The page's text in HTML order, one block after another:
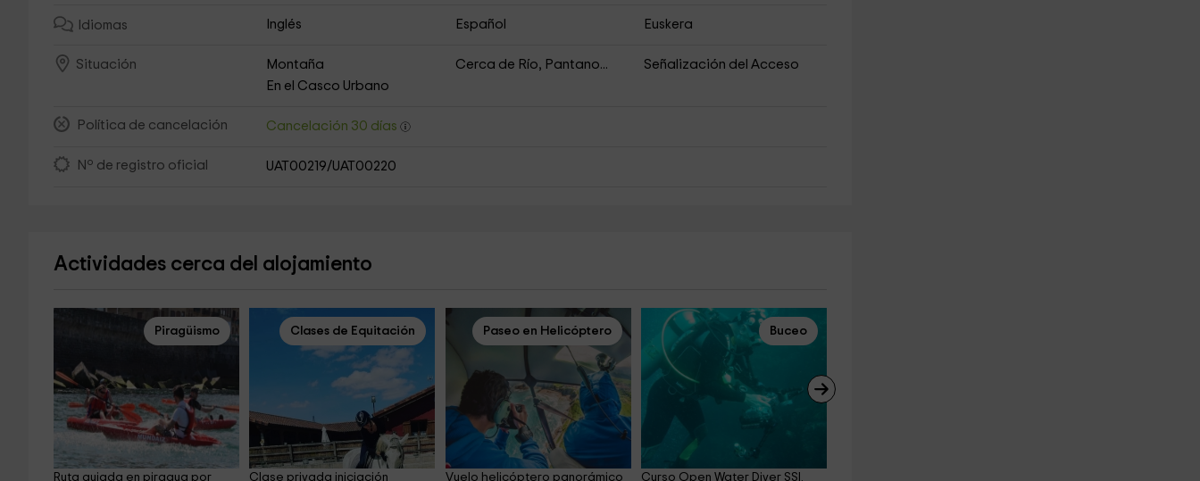
Idiomas Inglés Español Euskera
Situación Montaña Cerca de Río, Pantano...
Señalización del Acceso
En el Casco Urbano
Política de cancelación Cancelación 30 días
Nº de registro oficial UAT00219/UAT00220
Actividades cerca del alojamiento
Piragüismo
Ruta guiada en piragua por
Clases de Equitación
Clase privada iniciación
Paseo en Helicóptero
Vuelo helicóptero panorámico
Buceo
Curso Open Water Diver SSI,